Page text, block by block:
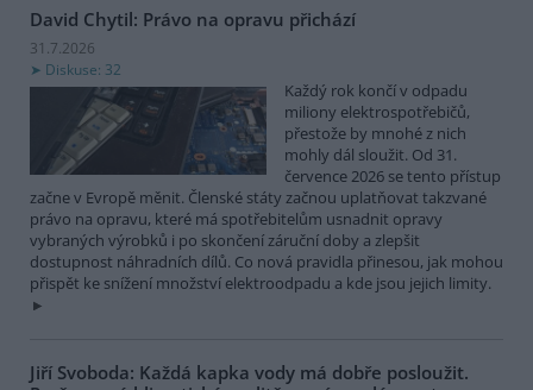
David Chytil: Právo na opravu přichází
31.7.2026
Diskuse: 32
Každý rok končí v odpadu
miliony elektrospotřebičů,
přestože by mnohé z nich
mohly dál sloužit. Od 31.
července 2026 se tento přístup
začne v Evropě měnit. Členské státy začnou uplatňovat takzvané
právo na opravu, které má spotřebitelům usnadnit opravy
vybraných výrobků i po skončení záruční doby a zlepšit
dostupnost náhradních dílů. Co nová pravidla přinesou, jak mohou
přispět ke snížení množství elektroodpadu a kde jsou jejich limity.
Jiří Svoboda: Každá kapka vody má dobře posloužit.